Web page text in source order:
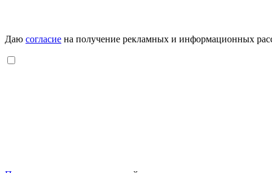
Даю согласие на получение рекламных и информационных